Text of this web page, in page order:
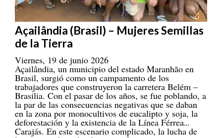
Açailândia (Brasil) – Mujeres Semillas
de la Tierra
Viernes, 19 de junio 2026
Açailândia, un municipio del estado Maranhão en
Brasil, surgió como un campamento de los
trabajadores que construyeron la carretera Belém –
Brasilia. Con el pasar de los años, se fue poblando, a
la par de las consecuencias negativas que se daban
en la zona por monocultivos de eucalipto y soja, la
deforestación y la existencia de la Línea Férrea
Carajás. En este escenario complicado, la lucha de
las mujeres ha cobrado gran valor.